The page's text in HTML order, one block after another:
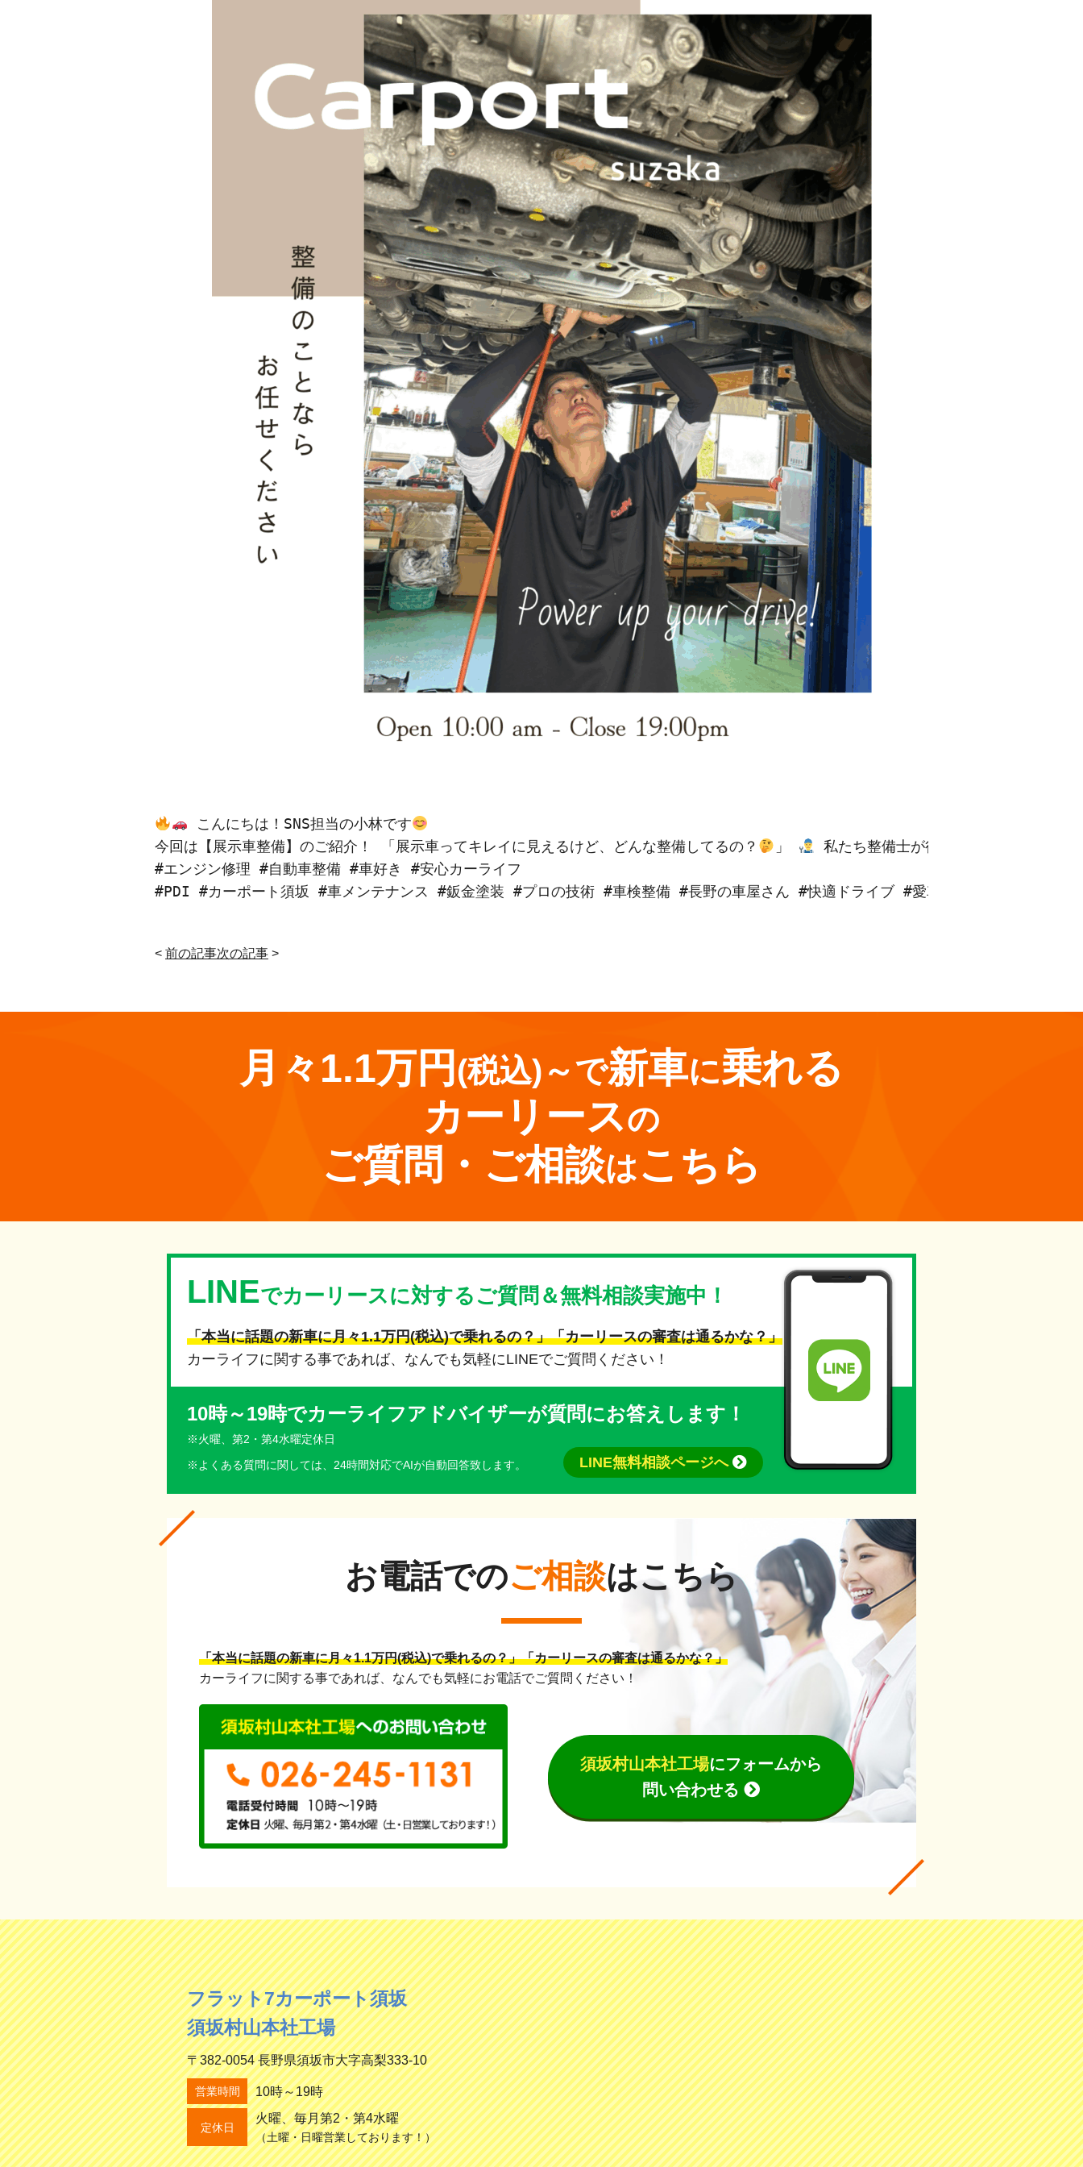
こんにちは！SNS担当の小林です
今回は【展示車整備】のご紹介！ 「展示車ってキレイに見えるけど、どんな整備してるの？
」 私たち整備士が行っているのは…
#エンジン修理 #自動車整備 #車好き #安心カーライフ
#PDI #カーポート須坂 #車メンテナンス #鈑金塗装 #プロの技術 #車検整備 #長野の車屋さん #快適ドライブ #愛車点検 #安全第一
< 前の記事次の記事 >
月々1.1万円 (税込)～で新車に乗れる
カーリースの
ご質問・ご相談はこちら
LINEでカーリースに対する ご質問＆無料相談実施中！
「本当に話題の新車に月々1.1万円(税込)で乗れるの？」「カーリースの審査は通るかな？」
カーライフに関する事であれば、なんでも気軽にLINEでご質問ください！
10時～19時でカーライフアドバイザーが質問にお答えします！
※火曜、第2・第4水曜定休日
よくある質問に関しては、24時間対応でAIが自動回答致します。
LINE無料相談ページへ
お電話でのご相談はこちら
「本当に話題の新車に月々1.1万円(税込)で乗れるの？」「カーリースの審査は通るかな？」
カーライフに関する事であれば、なんでも気軽にお電話でご質問ください！
須坂村山本社工場にフォームから
問い合わせる
フラット7カーポート須坂
須坂村山本社工場
〒382-0054 長野県須坂市大字高梨333-10
営業時間 10時～19時
定休日
火曜、毎月第2・第4水曜
（土曜・日曜営業しております！）